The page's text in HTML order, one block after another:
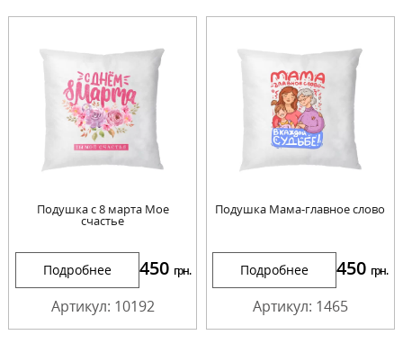
Подушка с 8 марта Мое
счастье
Подробнее 450 грн.
Артикул: 10192
Подушка Мама-главное слово
Подробнее 450 грн.
Артикул: 1465